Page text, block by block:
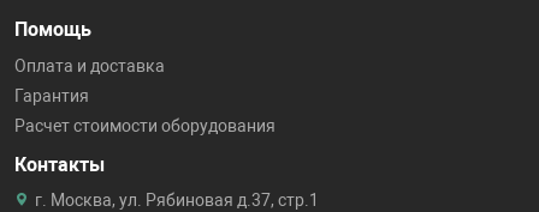
Помощь
Оплата и доставка
Гарантия
Расчет стоимости оборудования
Контакты
г. Москва, ул. Рябиновая д.37, стр.1